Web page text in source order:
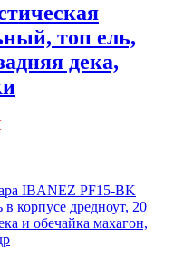
топ ель,
дека,